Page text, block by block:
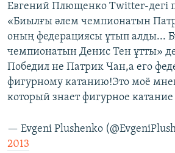
Евгений Плющенко Twitter-дегі
«Биылғы әлем чемпионатын
оның федерациясы ұтып алды...
чемпионатын Денис Тен ұтты»
Победил не Патрик Чан,а его
фигурному катанию!Это моё
который знает фигурное катание
— Evgeni Plushenko
2013